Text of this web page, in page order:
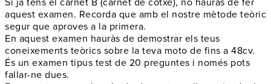
aquest examen. Recorda que amb el nostre mètode teòric
segur que aproves a la primera.
En aquest examen hauràs de demostrar els teus
coneixements teòrics sobre la teva moto de fins a 48cv.
És un examen tipus test de 20 preguntes i només pots
fallar-ne dues.